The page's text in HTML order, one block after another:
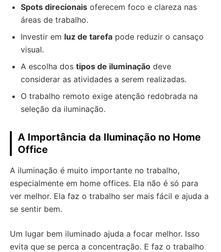
Spots direcionais oferecem foco e clareza nas
áreas de trabalho.
Investir em luz de tarefa pode reduzir o cansaço
visual.
A escolha dos tipos de iluminação deve
considerar as atividades a serem realizadas.
O trabalho remoto exige atenção redobrada na
seleção da iluminação.
A Importância da Iluminação no Home
Office
A iluminação é muito importante no trabalho,
especialmente em home offices. Ela não é só para
ver melhor. Ela faz o trabalho ser mais fácil e ajuda a
se sentir bem.
Um lugar bem iluminado ajuda a focar melhor. Isso
evita que se perca a concentração. E faz o trabalho